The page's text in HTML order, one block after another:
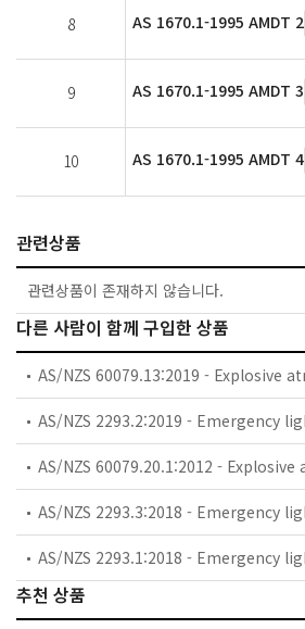
8 AS 1670.1-1995 AMDT 2
9 AS 1670.1-1995 AMDT 3
10 AS 1670.1-1995 AMDT 4
관련상품
관련상품이 존재하지 않습니다.
다른 사람이 함께 구입한 상품
추천 상품